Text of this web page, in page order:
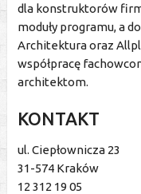
dla konstruktorów
moduły programu, a
Architektura oraz
współpracę
architektom.
KONTAKT
ul. Ciepłownicza 23
31-574 Kraków
12 312 19 05